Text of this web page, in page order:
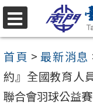
跳
至
主
要
內
選
單
首頁 >最新消息
約』全國教育人
聯合會羽球公益賽